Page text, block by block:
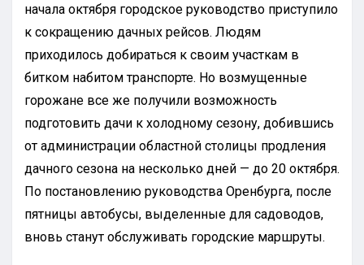
начала октября городское руководство приступило
к сокращению дачных рейсов. Людям
приходилось добираться к своим участкам в
битком набитом транспорте. Но возмущенные
горожане все же получили возможность
подготовить дачи к холодному сезону, добившись
от администрации областной столицы продления
дачного сезона на несколько дней — до 20 октября.
По постановлению руководства Оренбурга, после
пятницы автобусы, выделенные для садоводов,
вновь станут обслуживать городские маршруты.